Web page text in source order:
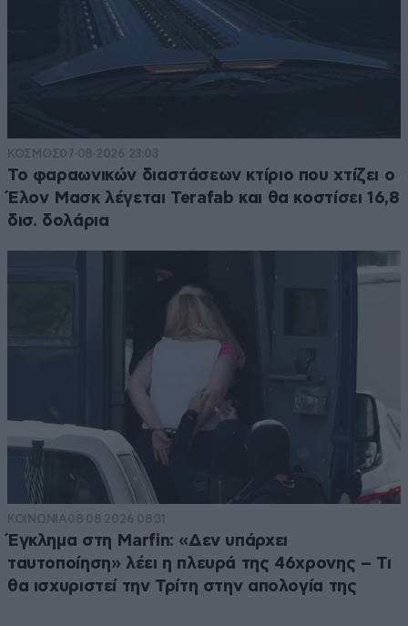
ΚΟΣΜΟΣ07·08·2026 23:03
Το φαραωνικών διαστάσεων κτίριο που χτίζει ο
Έλον Μασκ λέγεται Terafab και θα κοστίσει 16,8
δισ. δολάρια
ΚΟΙΝΩΝΙΑ08·08·2026 08:31
Έγκλημα στη Marfin: «Δεν υπάρχει
ταυτοποίηση» λέει η πλευρά της 46χρονης – Τι
θα ισχυριστεί την Τρίτη στην απολογία της